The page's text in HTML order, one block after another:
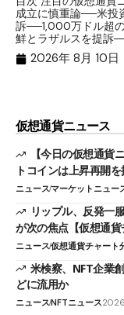
成立に慎重論──米投
訴──1,000万ドル超
鮮とラザルスを提訴
2026年 8月 10日
仮想通貨ニュース
【今日の仮想通
トコインは上昇再開
ニュースマーケットニュー
リップル、反発一
が次の焦点【仮想通
ニュース仮想通貨チャート
米検察、NFT企業
どに流用か
ニュースNFTニュース